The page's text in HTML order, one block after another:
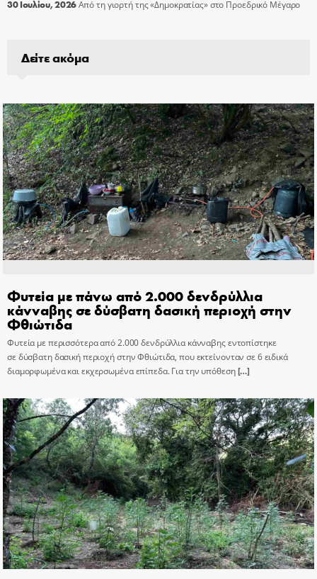
30 Ιουλίου, 2026Από τη γιορτή της «Δημοκρατίας» στο Προεδρικό Μέγαρο
Δείτε ακόμα
Φυτεία με πάνω από 2.000 δενδρύλλια
κάνναβης σε δύσβατη δασική περιοχή στην
Φθιώτιδα
Φυτεία με περισσότερα από 2.000 δενδρύλλια κάνναβης εντοπίστηκε
σε δύσβατη δασική περιοχή στην Φθιώτιδα, που εκτείνονταν σε 6 ειδικά
διαμορφωμένα και εκχερσωμένα επίπεδα. Για την υπόθεση[…]